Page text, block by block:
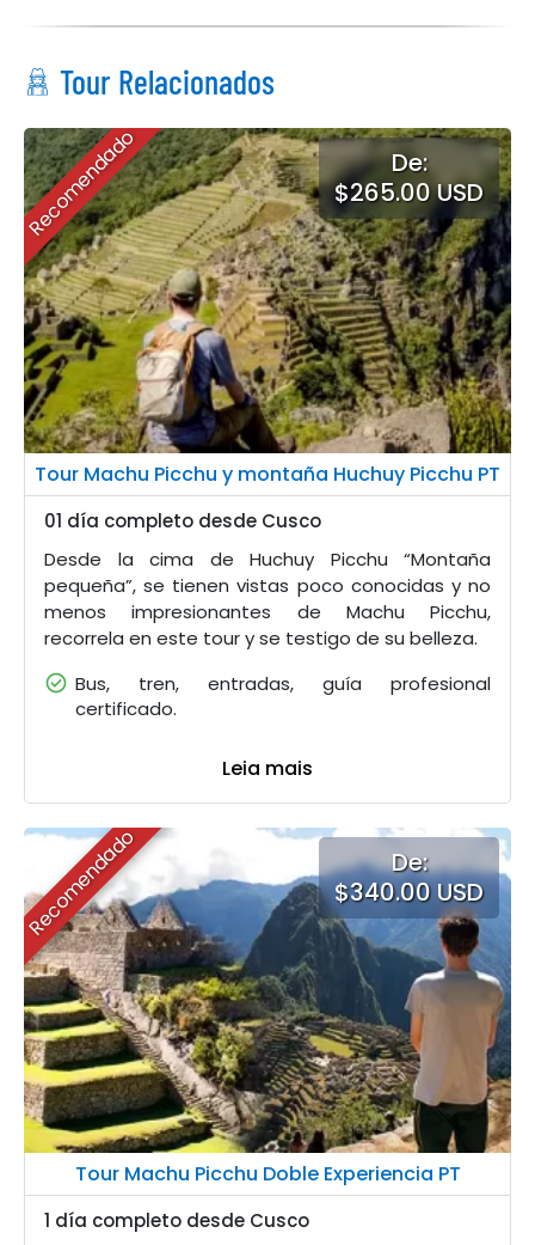
Tour Relacionados
Recomendado
De:
$265.00 USD
Tour Machu Picchu y montaña Huchuy Picchu PT
01 día completo desde Cusco
Desde la cima de Huchuy Picchu “Montaña
pequeña”, se tienen vistas poco conocidas y no
menos impresionantes de Machu Picchu,
recorrela en este tour y se testigo de su belleza.
Bus, tren, entradas, guía profesional
certificado.
Leia mais
Recomendado
De:
$340.00 USD
Tour Machu Picchu Doble Experiencia PT
1 día completo desde Cusco